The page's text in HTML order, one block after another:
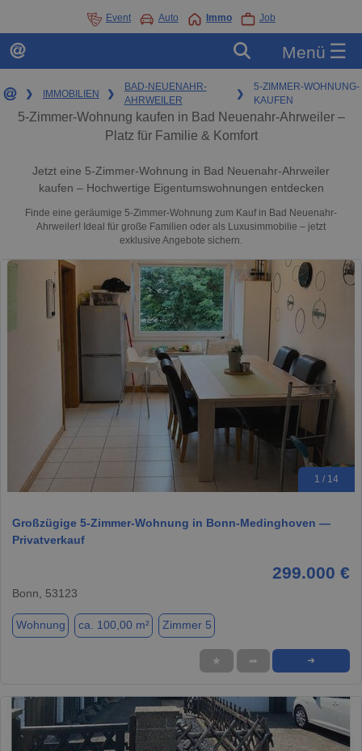
Event Auto Immo Job
Menü ☰
❯ IMMOBILIEN ❯
BAD-NEUENAHR-
AHRWEILER
❯
5-ZIMMER-WOHNUNG-
KAUFEN
5-Zimmer-Wohnung kaufen in Bad Neuenahr-Ahrweiler –
Platz für Familie & Komfort
Jetzt eine 5-Zimmer-Wohnung in Bad Neuenahr-Ahrweiler
kaufen – Hochwertige Eigentumswohnungen entdecken
Finde eine geräumige 5-Zimmer-Wohnung zum Kauf in Bad Neuenahr-
Ahrweiler! Ideal für große Familien oder als Luxusimmobilie – jetzt
exklusive Angebote sichern.
1 / 14
Großzügige 5-Zimmer-Wohnung in Bonn-Medinghoven —
Privatverkauf
299.000 €
Bonn, 53123
Wohnung ca. 100,00 m² Zimmer 5
★ ➦ ➜